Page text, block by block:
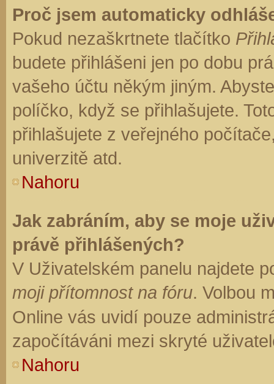
Proč jsem automaticky
Pokud nezaškrtnete tlačítko
budete přihlášeni jen po dobu
vašeho účtu někým jiným.
políčko, když se přihlašujete.
přihlašujete z veřejného
univerzitě atd.
Nahoru
Jak zabráním, aby se moje
právě přihlášených?
V Uživatelském panelu najdete
moji přítomnost na fóru. Volbou
Online vás uvidí pouze
započítáváni mezi skryté
Nahoru